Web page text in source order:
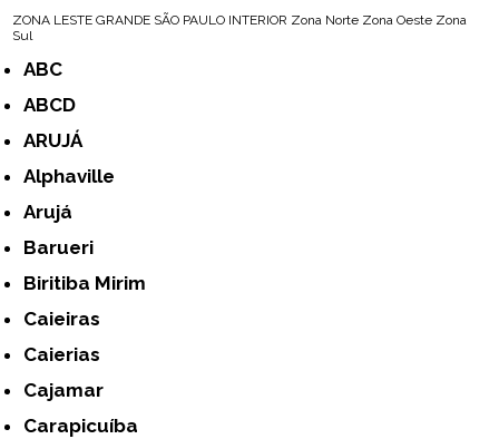
ZONA LESTE GRANDE SÃO PAULO INTERIOR Zona Norte Zona Oeste Zona
Sul
ABC
ABCD
ARUJÁ
Alphaville
Arujá
Barueri
Biritiba Mirim
Caieiras
Caierias
Cajamar
Carapicuíba